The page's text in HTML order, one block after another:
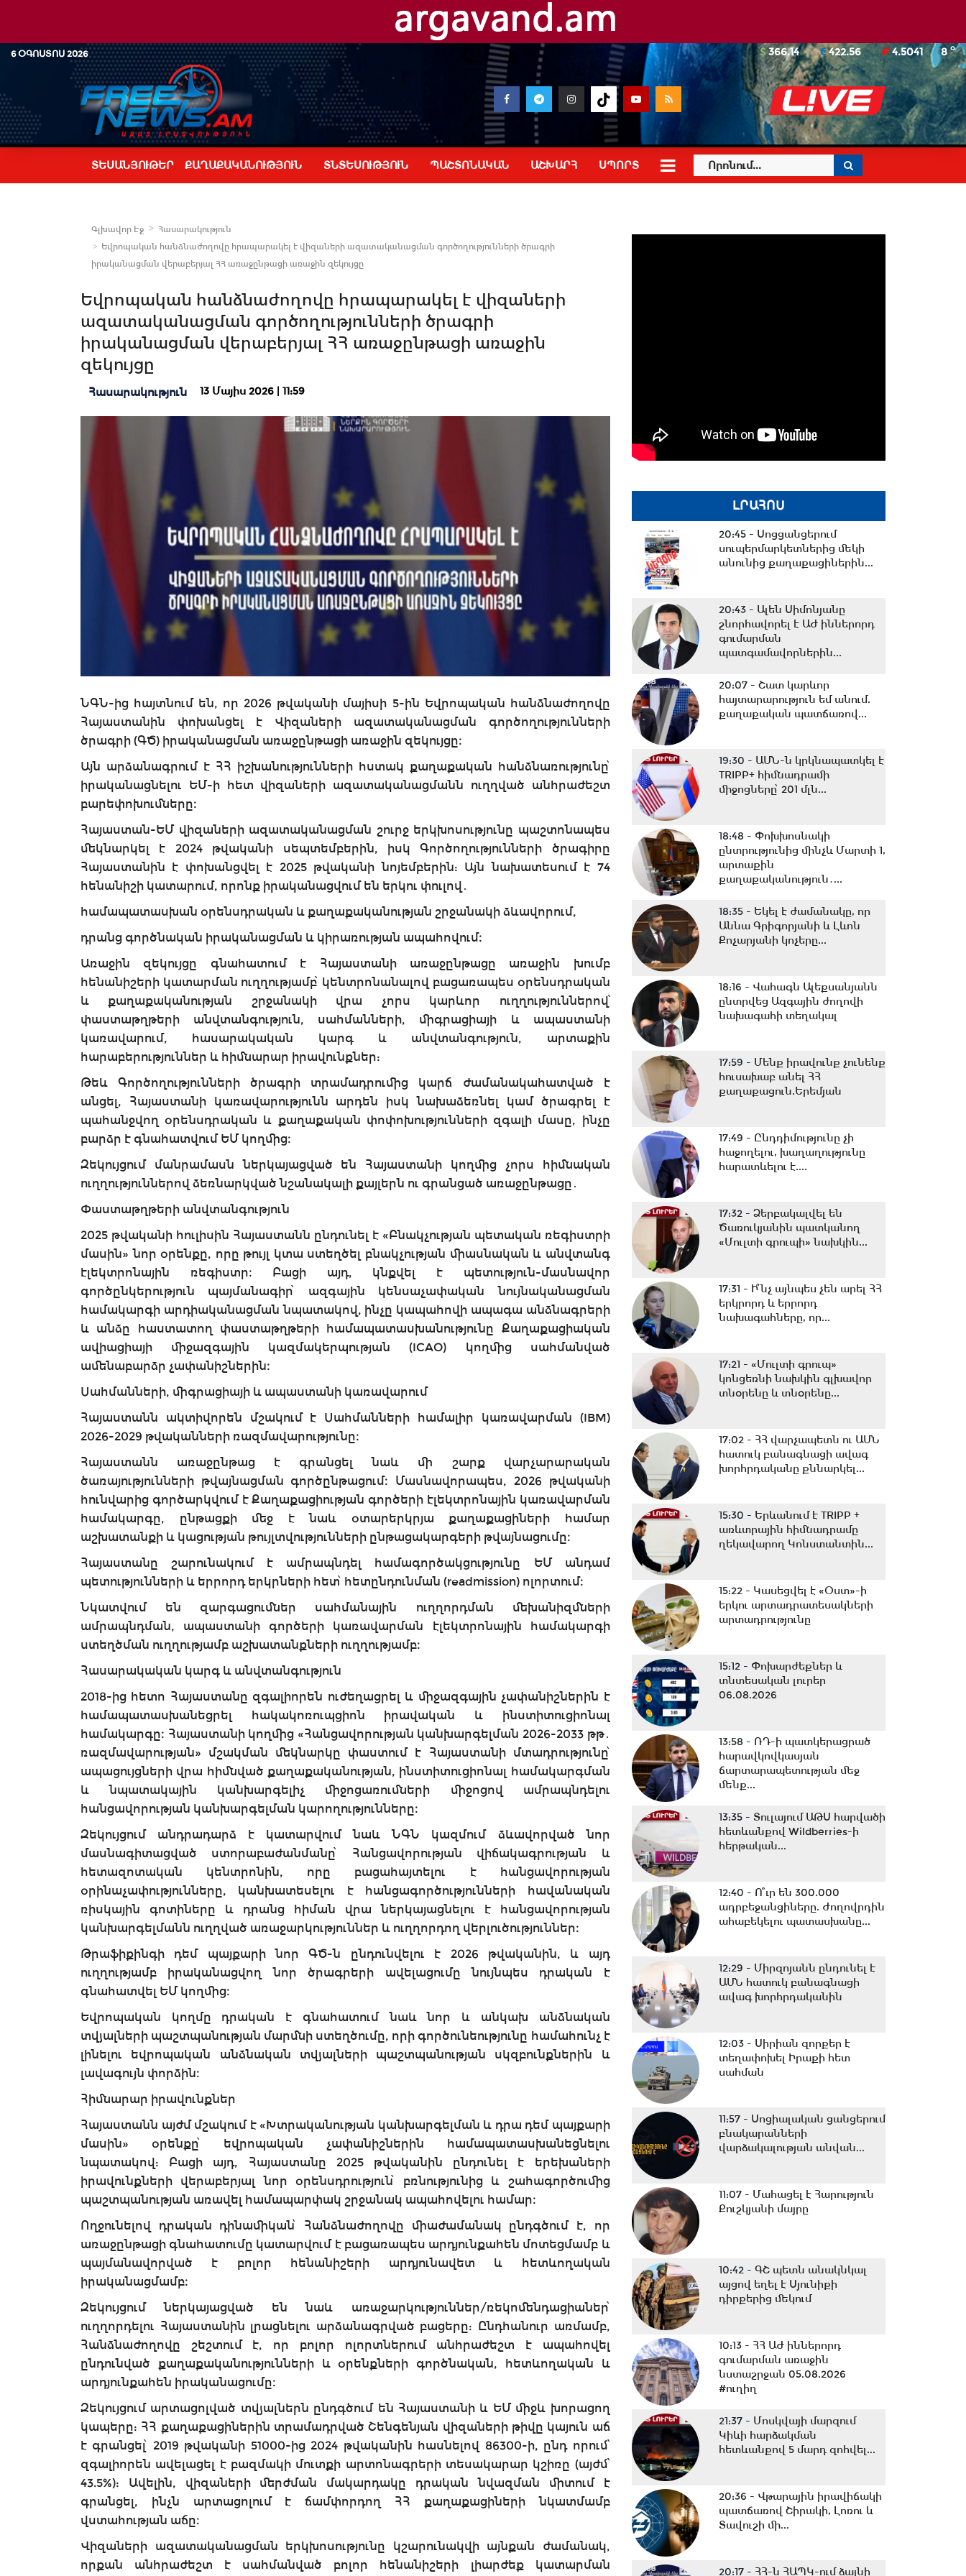
6 ՕԳՈՍՏՈՍ 2026 8o
366.14 422.56 4.5041
ՏԵՍԱՆՅՈՒԹԵՐ ՔԱՂԱՔԱԿԱՆՈՒԹՅՈՒՆ ՏՆՏԵՍՈՒԹՅՈՒՆ ՊԱՇՏՈՆԱԿԱՆ ԱՇԽԱՐՀ ՍՊՈՐՏ
Գլխավոր Էջ
Հասարակություն
Եվրոպական հանձնաժողովը հրապարակել է վիզաների ազատականացման գործողությունների ծրագրի
իրականացման վերաբերյալ ՀՀ առաջընթացի առաջին զեկույցը
Եվրոպական հանձնաժողովը հրապարակել է վիզաների
ազատականացման գործողությունների ծրագրի
իրականացման վերաբերյալ ՀՀ առաջընթացի առաջին
զեկույցը
Հասարակություն 13 Մայիս 2026 | 11:59
ՆԳՆ-ից հայտնում են, որ 2026 թվականի մայիսի 5-ին Եվրոպական հանձնաժողովը
Հայաստանին փոխանցել է Վիզաների ազատականացման գործողությունների
ծրագրի (ԳԾ) իրականացման առաջընթացի առաջին զեկույցը։
Այն արձանագրում է ՀՀ իշխանությունների հստակ քաղաքական հանձնառությունը՝
իրականացնելու ԵՄ-ի հետ վիզաների ազատականացմանն ուղղված անհրաժեշտ
բարեփոխումները։
Հայաստան-ԵՄ վիզաների ազատականացման շուրջ երկխոսությունը պաշտոնապես
մեկնարկել է 2024 թվականի սեպտեմբերին, իսկ Գործողությունների ծրագիրը
Հայաստանին է փոխանցվել է 2025 թվականի նոյեմբերին: Այն նախատեսում է 74
հենանիշի կատարում, որոնք իրականացվում են երկու փուլով․
համապատասխան օրենսդրական և քաղաքականության շրջանակի ձևավորում,
դրանց գործնական իրականացման և կիրառության ապահովում։
Առաջին զեկույցը գնահատում է Հայաստանի առաջընթացը առաջին խումբ
հենանիշերի կատարման ուղղությամբ՝ կենտրոնանալով բացառապես օրենսդրական
և քաղաքականության շրջանակի վրա չորս կարևոր ուղղություններով՝
փաստաթղթերի անվտանգություն, սահմանների, միգրացիայի և ապաստանի
կառավարում, հասարակական կարգ և անվտանգություն, արտաքին
հարաբերություններ և հիմնարար իրավունքներ:
Թեև Գործողությունների ծրագրի տրամադրումից կարճ ժամանակահատված է
անցել, Հայաստանի կառավարությունն արդեն իսկ նախաձեռնել կամ ծրագրել է
պահանջվող օրենսդրական և քաղաքական փոփոխությունների զգալի մասը, ինչը
բարձր է գնահատվում ԵՄ կողմից։
Զեկույցում մանրամասն ներկայացված են Հայաստանի կողմից չորս հիմնական
ուղղություններով ձեռնարկված նշանակալի քայլերն ու գրանցած առաջընթացը․
Փաստաթղթերի անվտանգություն
2025 թվականի հուլիսին Հայաստանն ընդունել է «Բնակչության պետական ռեգիստրի
մասին» նոր օրենքը, որը թույլ կտա ստեղծել բնակչության միասնական և անվտանգ
էլեկտրոնային ռեգիստր։ Բացի այդ, կնքվել է պետություն-մասնավոր
գործընկերություն պայմանագիր՝ ազգային կենսաչափական նույնականացման
համակարգի արդիականացման նպատակով, ինչը կապահովի ապագա անձնագրերի
և անձը հաստատող փաստաթղթերի համապատասխանությունը Քաղաքացիական
ավիացիայի միջազգային կազմակերպության (ICAO) կողմից սահմանված
ամենաբարձր չափանիշներին։
Սահմանների, միգրացիայի և ապաստանի կառավարում
Հայաստանն ակտիվորեն մշակում է Սահմանների համալիր կառավարման (IBM)
2026-2029 թվականների ռազմավարությունը։
Հայաստանն առաջընթաց է գրանցել նաև մի շարք վարչարարական
ծառայությունների թվայնացման գործընթացում։ Մասնավորապես, 2026 թվականի
հունվարից գործարկվում է Քաղաքացիության գործերի էլեկտրոնային կառավարման
համակարգը, ընթացքի մեջ է նաև օտարերկրյա քաղաքացիների համար
աշխատանքի և կացության թույլտվությունների ընթացակարգերի թվայնացումը։
Հայաստանը շարունակում է ամրապնդել համագործակցությունը ԵՄ անդամ
պետությունների և երրորդ երկրների հետ՝ հետընդունման (readmission) ոլորտում։
Նկատվում են զարգացումներ սահմանային ուղղորդման մեխանիզմների
ամրապնդման, ապաստանի գործերի կառավարման էլեկտրոնային համակարգի
ստեղծման ուղղությամբ աշխատանքների ուղղությամբ։
Հասարակական կարգ և անվտանգություն
2018-ից հետո Հայաստանը զգալիորեն ուժեղացրել և միջազգային չափանիշներին է
համապատասխանեցրել հակակոռուպցիոն իրավական և ինստիտուցիոնալ
համակարգը։ Հայաստանի կողմից «Հանցավորության կանխարգելման 2026-2033 թթ․
ռազմավարության» մշակման մեկնարկը փաստում է Հայաստանի մտադրությունը՝
ապացույցների վրա հիմնված քաղաքականության, ինստիտուցիոնալ համակարգման
և նպատակային կանխարգելիչ միջոցառումների միջոցով ամրապնդելու
հանցավորության կանխարգելման կարողությունները։
Զեկույցում անդրադարձ է կատարվում նաև ՆԳՆ կազմում ձևավորված նոր
մասնագիտացված ստորաբաժանմանը՝ Հանցավորության վիճակագրության և
հետազոտական կենտրոնին, որը բացահայտելու է հանցավորության
օրինաչափությունները, կանխատեսելու է հանցագործությունների հավանական
ռիսկային գոտիները և դրանց հիման վրա ներկայացնելու է հանցավորության
կանխարգելմանն ուղղված առաջարկություններ և ուղղորդող վերլուծություններ։
Թրաֆիքինգի դեմ պայքարի նոր ԳԾ-ն ընդունվելու է 2026 թվականին, և այդ
ուղղությամբ իրականացվող նոր ծրագրերի ավելացումը նույնպես դրական է
գնահատվել ԵՄ կողմից։
Եվրոպական կողմը դրական է գնահատում նաև նոր և անկախ անձնական
տվյալների պաշտպանության մարմնի ստեղծումը, որի գործունեությունը համահունչ է
լինելու եվրոպական անձնական տվյալների պաշտպանության սկզբունքներին և
լավագույն փորձին։
Հիմնարար իրավունքներ
Հայաստանն այժմ մշակում է «Խտրականության կանխարգելման և դրա դեմ պայքարի
մասին» օրենքը՝ եվրոպական չափանիշներին համապատասխանեցնելու
նպատակով: Բացի այդ, Հայաստանը 2025 թվականին ընդունել է երեխաների
իրավունքների վերաբերյալ նոր օրենսդրություն՝ բռնությունից և շահագործումից
պաշտպանության առավել համապարփակ շրջանակ ապահովելու համար։
Ողջունելով դրական դինամիկան՝ Հանձնաժողովը միաժամանակ ընդգծում է, որ
առաջընթացի գնահատումը կատարվում է բացառապես արդյունքահեն մոտեցմամբ և
պայմանավորված է բոլոր հենանիշերի արդյունավետ և հետևողական
իրականացմամբ։
Զեկույցում ներկայացված են նաև առաջարկություններ/ռեկոմենդացիաներ՝
ուղղորդելու Հայաստանին լրացնելու արձանագրված բացերը: Ընդհանուր առմամբ,
Հանձնաժողովը շեշտում է, որ բոլոր ոլորտներում անհրաժեշտ է ապահովել
ընդունված քաղաքականությունների և օրենքների գործնական, հետևողական և
արդյունքահեն իրականացումը։
Զեկույցում արտացոլված տվյալներն ընդգծում են Հայաստանի և ԵՄ միջև խորացող
կապերը: ՀՀ քաղաքացիներին տրամադրված Շենգենյան վիզաների թիվը կայուն աճ
է գրանցել՝ 2019 թվականի 51000-ից 2024 թվականին հասնելով 86300-ի, ընդ որում՝
զգալիորեն ավելացել է բազմակի մուտքի արտոնագրերի տեսակարար կշիռը (այժմ՝
43.5%): Ավելին, վիզաների մերժման մակարդակը դրական նվազման միտում է
գրանցել, ինչն արտացոլում է ճամփորդող ՀՀ քաղաքացիների նկատմամբ
վստահության աճը։
Վիզաների ազատականացման երկխոսությունը կշարունակվի այնքան ժամանակ,
որքան անհրաժեշտ է սահմանված բոլոր հենանիշերի լիարժեք կատարման
ԼՐԱՀՈՍ
20:45 - Սոցցանցերում
սուպերմարկետներից մեկի
անունից քաղաքացիներին...
20:43 - Ալեն Սիմոնյանը
շնորհավորել է ԱԺ իններորդ
գումարման
պատգամավորներին...
20:07 - Շատ կարևոր
հայտարարություն եմ անում.
քաղաքական պատճառով...
19:30 - ԱՄՆ-ն կրկնապատկել է
TRIPP+ հիմնադրամի
միջոցները՝ 201 մլն...
18:48 - Փոխխոսնակի
ընտրությունից մինչև Մարտի 1,
արտաքին
քաղաքականություն․...
18:35 - Եկել է ժամանակը, որ
Աննա Գրիգորյանի և Լևոն
Քոչարյանի կոչերը...
18:16 - Վահագն Ալեքսանյանն
ընտրվեց Ազգային ժողովի
նախագահի տեղակալ
17:59 - Մենք իրավունք չունենք
հուսախաբ անել ՀՀ
քաղաքացուն.Երեմյան
17:49 - Ընդդիմությունը չի
հաջողելու, խաղաղությունը
հարատևելու է....
17:32 - Ձերբակալվել են
Ծառուկյանին պատկանող
«Մուլտի գրուպի» նախկին...
17:31 - Ի՞նչ այնպես չեն արել ՀՀ
երկրորդ և երրորդ
նախագահները, որ...
17:21 - «Մուլտի գրուպ»
կոնցեռնի նախկին գլխավոր
տնօրենը և տնօրենը...
17:02 - ՀՀ վարչապետն ու ԱՄՆ
հատուկ բանագնացի ավագ
խորհրդականը քննարկել...
15:30 - Երևանում է TRIPP +
առևտրային հիմնադրամը
ղեկավարող Կոնստանտին...
15:22 - Կասեցվել է «Օստ»-ի
երկու արտադրատեսակների
արտադրությունը
15:12 - Փոխարժեքներ և
տնտեսական լուրեր
06.08.2026
13:58 - ՌԴ-ի պատկերացրած
հարավկովկասյան
ճարտարապետության մեջ
մենք...
13:35 - Տուլայում ԱԹՍ հարվածի
հետևանքով Wildberries-ի
հերթական...
12:40 - Ո՞ւր են 300.000
ադրբեջանցիները. Ժողովրդին
ահաբեկելու պատասխանը...
12:29 - Միրզոյանն ընդունել է
ԱՄՆ հատուկ բանագնացի
ավագ խորհրդականին
12:03 - Սիրիան զորքեր է
տեղափոխել Իրաքի հետ
սահման
11:57 - Սոցիալական ցանցերում
բնակարանների
վարձակալության անվան...
11:07 - Մահացել է Հարություն
Քուշկյանի մայրը
10:42 - ԳՇ պետն անակնկալ
այցով եղել է Սյունիքի
դիրքերից մեկում
10:13 - ՀՀ ԱԺ իններորդ
գումարման առաջին
նստաշրջան 05.08.2026
#ուղիղ
21:37 - Մոսկվայի մարզում
Կիևի հարձակման
հետևանքով 5 մարդ զոհվել...
20:36 - Վթարային իրավիճակի
պատճառով Շիրակի, Լոռու և
Տավուշի մի...
20:17 - ՀՀ-ն ՀԱՊԿ-ում ձայնի